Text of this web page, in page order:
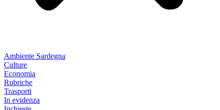
Ambiente Sardegna
Culture
Economia
Rubriche
Trasporti
In evidenza